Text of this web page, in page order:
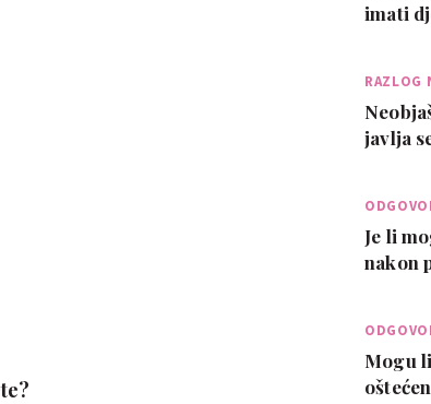
imati
RAZLOG
javlja
Je li
nakon
Mogu